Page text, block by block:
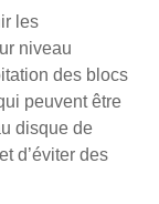
les
niveau
des blocs
peuvent être
disque de
d’éviter des